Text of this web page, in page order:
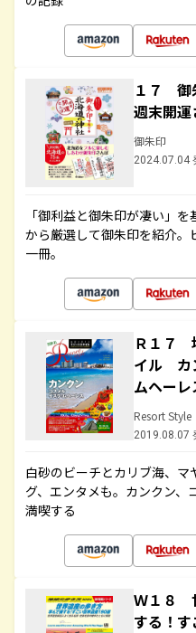
１７ 御
週末開
御朱印
2024.07.04
「御利益と御朱印が凄い」
から厳選して御朱印を紹介
一冊。
Ｒ１７
イル カ
ムヘー
Resort Style
2019.08.07
白砂のビーチとカリブ海、
グ、エンタメも。カンクン、
満喫する
Ｗ１８
する！